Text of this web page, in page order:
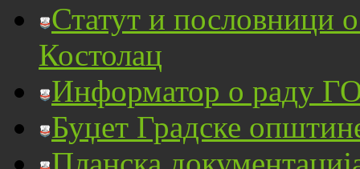
Статут и пословници
Костолац
Информатор о раду
Буџет Градске